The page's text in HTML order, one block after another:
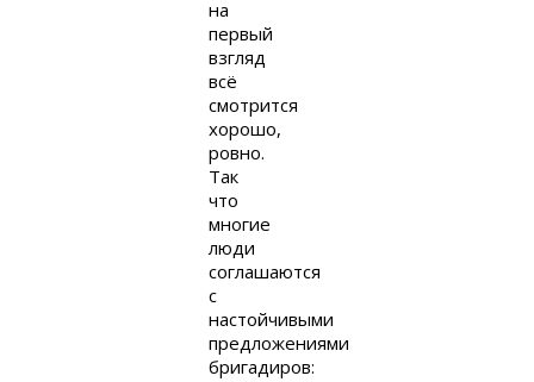
на
первый
взгляд
всё
смотрится
хорошо,
ровно.
Так
что
многие
люди
соглашаются
с
настойчивыми
предложениями
бригадиров: